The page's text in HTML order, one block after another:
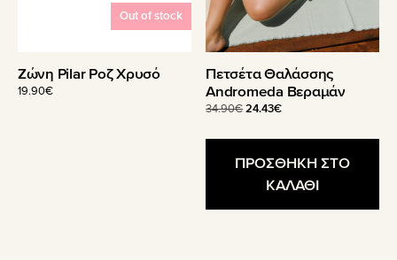
Out of stock
Ζώνη Pilar Ροζ Χρυσό
19.90€
Πετσέτα Θαλάσσης
Andromeda Βεραμάν
34.90€Original
was:
34.90€.
24.43€Η
τιμή
είναι:
ΠΡΟΣΘΗΚΗ ΣΤΟ
ΚΑΛΑΘΙ